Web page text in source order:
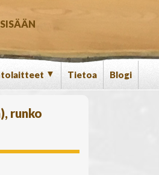
▼ Tietoa Blogi
runko